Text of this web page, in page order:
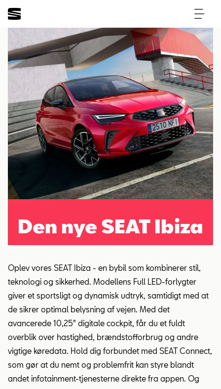
Den nye SEAT Ibiza
Oplev vores SEAT Ibiza - en bybil som kombinerer stil,
teknologi og sikkerhed. Modellens Full LED-forlygter
giver et sportsligt og dynamisk udtryk, samtidigt med at
de sikrer optimal belysning af vejen. Med det
avancerede 10,25" digitale cockpit, får du et fuldt
overblik over hastighed, brændstofforbrug og andre
vigtige køredata. Hold dig forbundet med SEAT Connect,
som gør at du nemt og problemfrit kan styre blandt
andet infotainment-tjenesterne direkte fra appen. Og